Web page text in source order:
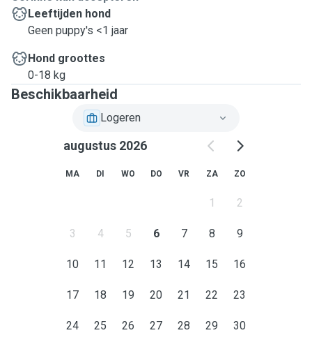
Leeftijden hond
Geen puppy's <1 jaar
Hond groottes
0-18 kg
Beschikbaarheid
Logeren
augustus 2026
MA DI WO DO VR ZA ZO
1 2
3 4 5 6 7 8 9
10 11 12 13 14 15 16
17 18 19 20 21 22 23
24 25 26 27 28 29 30